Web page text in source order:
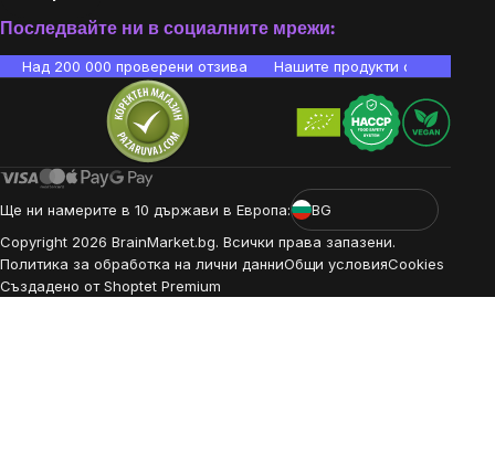
Последвайте ни в социалните мрежи:
Над 200 000 проверени отзива Нашите продукти са
Ще ни намерите в 10 държави в Европа:
BG
Copyright 2026 BrainMarket.bg. Всички права запазени.
Политика за обработка на лични данниОбщи условияCookies
Създадено от Shoptet Premium